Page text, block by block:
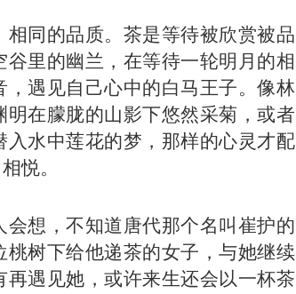
同的品质。茶是等待被欣赏被品
里的幽兰，在等待一轮明月的相
遇见自己心中的白马王子。像林
在朦胧的山影下悠然采菊，或者
入水中莲花的梦，那样的心灵才配
悦。
想，不知道唐代那个名叫崔护的
树下给他递茶的女子，与她继续
遇见她，或许来生还会以一杯茶